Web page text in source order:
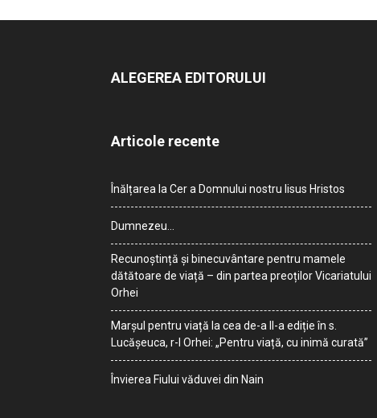
ALEGEREA EDITORULUI
Articole recente
Înălțarea la Cer a Domnului nostru Iisus Hristos
Dumnezeu…
Recunoștință și binecuvântare pentru mamele
dătătoare de viață – din partea preoților Vicariatului
Orhei
Marșul pentru viață la cea de-a II-a ediție în s.
Lucășeuca, r-l Orhei: „Pentru viață, cu inimă curată”
Învierea Fiului văduvei din Nain